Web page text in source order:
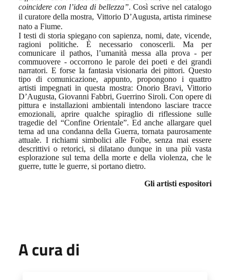
coincidere con l’idea di bellezza”.Così scrive nel catalogo
il curatore della mostra, Vittorio D’Augusta, artista riminese
nato a Fiume.
I testi di storia spiegano con sapienza, nomi, date, vicende,
ragioni politiche. È necessario conoscerli. Ma per
comunicare il pathos, l’umanità messa alla prova - per
commuovere - occorrono le parole dei poeti e dei grandi
narratori. E forse la fantasia visionaria dei pittori. Questo
tipo di comunicazione, appunto, propongono i quattro
artisti impegnati in questa mostra: Onorio Bravi, Vittorio
D’Augusta, Giovanni Fabbri, Guerrino Siroli. Con opere di
pittura e installazioni ambientali intendono lasciare tracce
emozionali, aprire qualche spiraglio di riflessione sulle
tragedie del “Confine Orientale”. Ed anche allargare quel
tema ad una condanna della Guerra, tornata paurosamente
attuale. I richiami simbolici alle Foibe, senza mai essere
descrittivi o retorici, si dilatano dunque in una più vasta
esplorazione sul tema della morte e della violenza, che le
guerre, tutte le guerre, si portano dietro.
Gli artisti espositori
A cura di